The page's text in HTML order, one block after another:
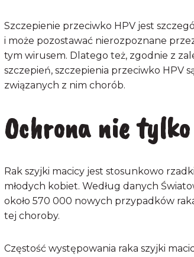
Szczepienie przeciwko HPV jest
i może pozostawać nierozpoznane
tym wirusem. Dlatego też, zgodnie z
szczepień, szczepienia przeciwko
związanych z nim chorób.
Ochrona nie
Rak szyjki macicy jest stosunkowo
młodych kobiet. Według danych
około 570 000 nowych przypadków
tej choroby.
Częstość występowania raka szyjki